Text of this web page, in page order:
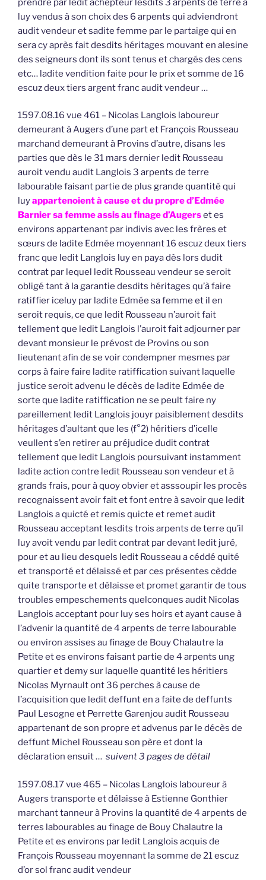
prendre par ledit achepteur lesdits 3 arpents de terre à
luy vendus à son choix des 6 arpents qui adviendront
audit vendeur et sadite femme par le partaige qui en
sera cy après fait desdits héritages mouvant en alesine
des seigneurs dont ils sont tenus et chargés des cens
etc… ladite vendition faite pour le prix et somme de 16
escuz deux tiers argent franc audit vendeur …
1597.08.16 vue 461 – Nicolas Langlois laboureur
demeurant à Augers d’une part et François Rousseau
marchand demeurant à Provins d’autre, disans les
parties que dès le 31 mars dernier ledit Rousseau
auroit vendu audit Langlois 3 arpents de terre
labourable faisant partie de plus grande quantité qui
luyappartenoient à cause et du propre d’Edmée
Barnier sa femme assis au finage d’Augerset es
environs appartenant par indivis avec les frères et
sœurs de ladite Edmée moyennant 16 escuz deux tiers
franc que ledit Langlois luy en paya dès lors dudit
contrat par lequel ledit Rousseau vendeur se seroit
obligé tant à la garantie desdits héritages qu’à faire
ratiffier iceluy par ladite Edmée sa femme et il en
seroit requis, ce que ledit Rousseau n’auroit fait
tellement que ledit Langlois l’auroit fait adjourner par
devant monsieur le prévost de Provins ou son
lieutenant afin de se voir condempner mesmes par
corps à faire faire ladite ratiffication suivant laquelle
justice seroit advenu le décès de ladite Edmée de
sorte que ladite ratiffication ne se peult faire ny
pareillement ledit Langlois jouyr paisiblement desdits
héritages d’aultant que les (f°2) héritiers d’icelle
veullent s’en retirer au préjudice dudit contrat
tellement que ledit Langlois poursuivant instamment
ladite action contre ledit Rousseau son vendeur et à
grands frais, pour à quoy obvier et asssoupir les procès
recognaissent avoir fait et font entre à savoir que ledit
Langlois a quicté et remis quicte et remet audit
Rousseau acceptant lesdits trois arpents de terre qu’il
luy avoit vendu par ledit contrat par devant ledit juré,
pour et au lieu desquels ledit Rousseau a céddé quité
et transporté et délaissé et par ces présentes cèdde
quite transporte et délaisse et promet garantir de tous
troubles empeschements quelconques audit Nicolas
Langlois acceptant pour luy ses hoirs et ayant cause à
l’advenir la quantité de 4 arpents de terre labourable
ou environ assises au finage de Bouy Chalautre la
Petite et es environs faisant partie de 4 arpents ung
quartier et demy sur laquelle quantité les héritiers
Nicolas Myrnault ont 36 perches à cause de
l’acquisition que ledit deffunt en a faite de deffunts
Paul Lesogne et Perrette Garenjou audit Rousseau
appartenant de son propre et advenus par le décès de
deffunt Michel Rousseau son père et dont la
déclaration ensuit … suivent 3 pages de détail
1597.08.17 vue 465 – Nicolas Langlois laboureur à
Augers transporte et délaisse à Estienne Gonthier
marchant tanneur à Provins la quantité de 4 arpents de
terres labourables au finage de Bouy Chalautre la
Petite et es environs par ledit Langlois acquis de
François Rousseau moyennant la somme de 21 escuz
d’or sol franc audit vendeur